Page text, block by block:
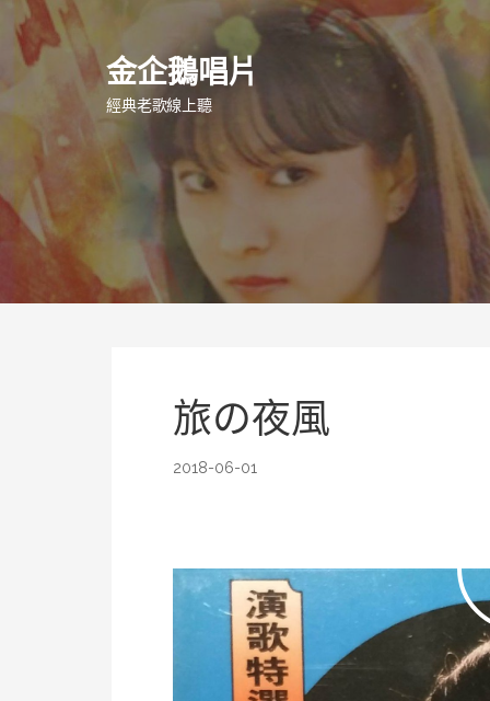
至
要
內
金企鵝唱片
經典老歌線上聽
旅の夜風
2018-06-01